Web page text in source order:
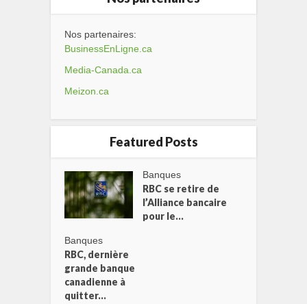
Nos partenaires:
BusinessEnLigne.ca
Media-Canada.ca
Meizon.ca
Featured Posts
Banques
RBC se retire de
l’Alliance bancaire
pour le...
Banques
RBC, dernière
grande banque
canadienne à
quitter...